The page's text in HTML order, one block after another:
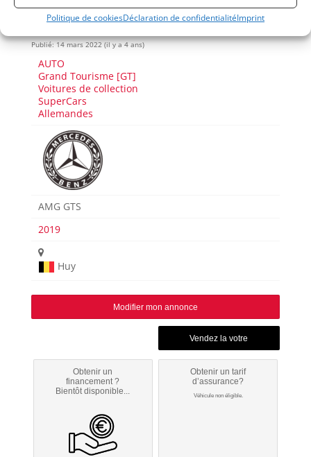
Politique de cookiesDéclaration de confidentialitéImprint
Voir les 161 annonces deMY VINTAGE
Publié: 14 mars 2022 (il y a 4 ans)
AUTO
Grand Tourisme [GT]
Voitures de collection
SuperCars
Allemandes
AMG GTS
2019
Huy
Modifier mon annonce
Obtenir un
financement ?
Bientôt disponible...
Obtenir un tarif
d’assurance?
Véhicule non éligible.